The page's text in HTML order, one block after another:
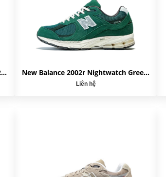
New Balance 2002r Bordeaux M2002RHA New Balance 2002r Nightwatch Green M2002RHB
Liên hệ